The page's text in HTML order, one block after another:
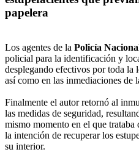
papelera
Los agentes de la Policía
policial para la identificación y
desplegando efectivos por toda la
así como en las inmediaciones de
Finalmente el autor retornó al
las medidas de seguridad,
mismo momento en el que trataba
la intención de recuperar los
su interior.